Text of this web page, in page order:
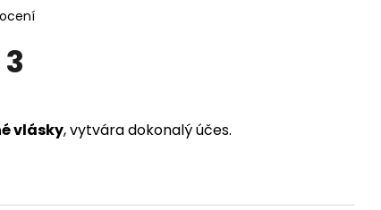
vlásky, vytvára dokonalý účes.